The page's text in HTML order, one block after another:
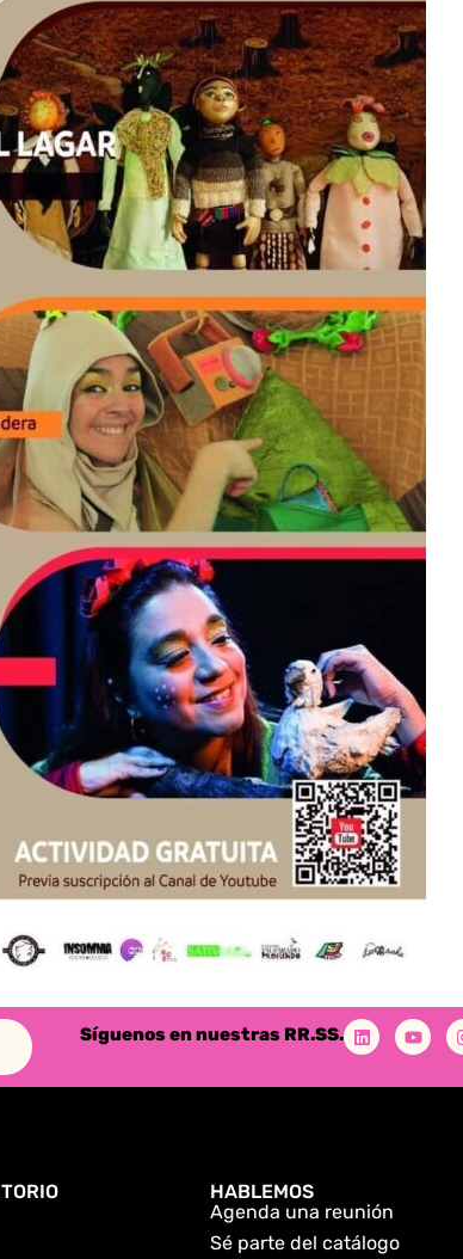
Síguenos en nuestras RR.SS.
HABLEMOS
Agenda una reunión
Sé parte del catálogo